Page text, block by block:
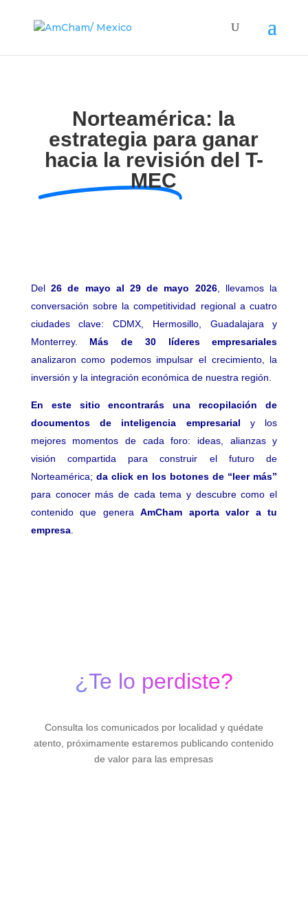
Norteamérica: la
estrategia para ganar
hacia la revisión del T-
MEC
Del26 de mayo al 29 de mayo 2026, llevamos la
conversación sobre la competitividad regional a cuatro
ciudades clave: CDMX, Hermosillo, Guadalajara y
Monterrey. Más de 30 líderes empresariales
analizaron como podemos impulsar el crecimiento, la
inversión y la integración económica de nuestra región.
En este sitio encontrarás una recopilación de
documentos de inteligencia empresarial y los
mejores momentos de cada foro: ideas, alianzas y
visión compartida para construir el futuro de
Norteamérica; da click en los botones de “leer más”
para conocer más de cada tema y descubre como el
contenido que generaAmCham aporta valor a tu
empresa.
¿Te lo perdiste?
Consulta los comunicados por localidad y quédate
atento, próximamente estaremos publicando contenido
de valor para las empresas